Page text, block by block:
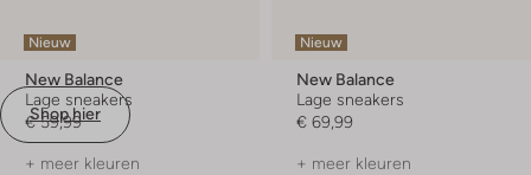
Shop hier
Nieuw
New Balance
Lage sneakers
€ 59,99
+ meer kleuren
Nieuw
New Balance
Lage sneakers
€ 69,99
+ meer kleuren